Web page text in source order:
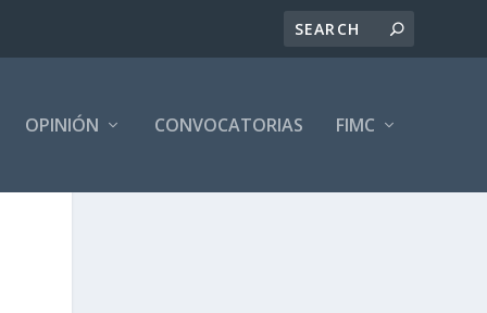
OPINIÓN CONVOCATORIAS FIMC